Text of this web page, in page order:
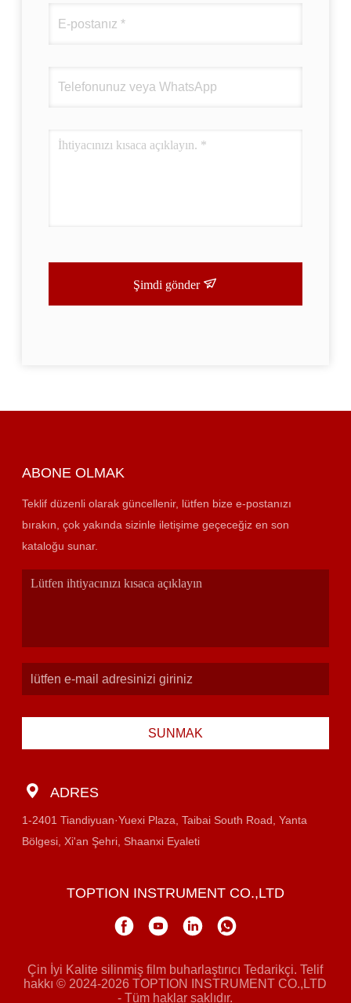
Şimdi gönder
ABONE OLMAK
Teklif düzenli olarak güncellenir, lütfen bize e-postanızı
bırakın, çok yakında sizinle iletişime geçeceğiz en son
kataloğu sunar.
SUNMAK
ADRES
1-2401 Tiandiyuan·Yuexi Plaza, Taibai South Road, Yanta
Bölgesi, Xi'an Şehri, Shaanxi Eyaleti
TOPTION INSTRUMENT CO.,LTD
Çin İyi Kalite silinmiş film buharlaştırıcı Tedarikçi. Telif
hakkı © 2024-2026 TOPTION INSTRUMENT CO.,LTD
- Tüm haklar saklıdır.